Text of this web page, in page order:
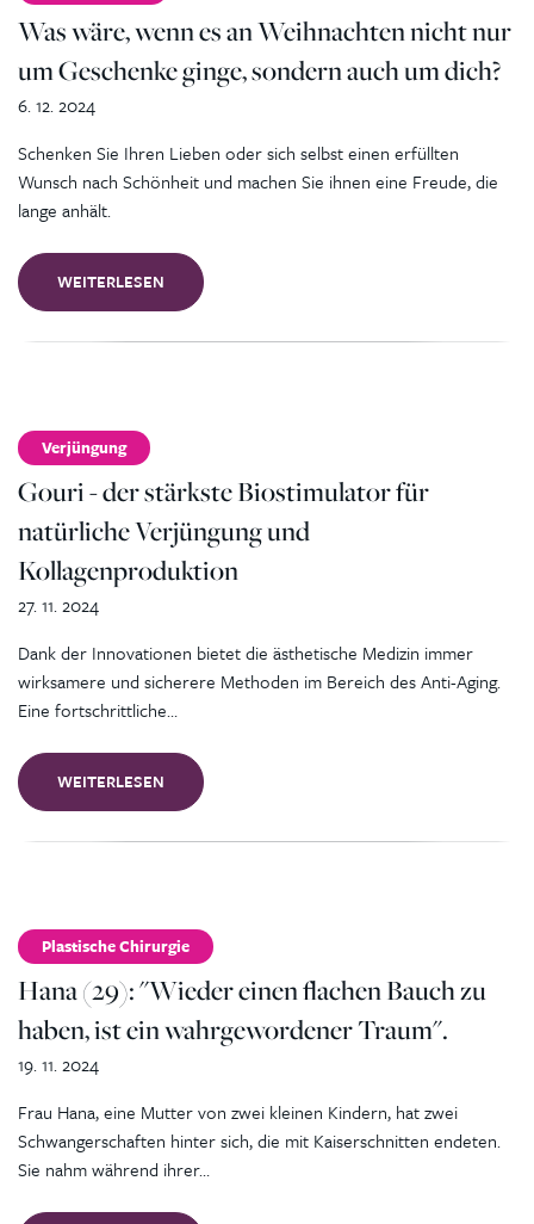
Was wäre, wenn es an Weihnachten nicht nur
um Geschenke ginge, sondern auch um dich?
Schenken Sie Ihren Lieben oder sich selbst einen erfüllten
Wunsch nach Schönheit und machen Sie ihnen eine Freude, die
lange anhält.
WEITERLESEN
6. 12. 2024
Gouri - der stärkste Biostimulator für
natürliche Verjüngung und
Kollagenproduktion
Verjüngung
Dank der Innovationen bietet die ästhetische Medizin immer
wirksamere und sicherere Methoden im Bereich des Anti-Aging.
Eine fortschrittliche…
WEITERLESEN
27. 11. 2024
Hana (29): "Wieder einen flachen Bauch zu
haben, ist ein wahrgewordener Traum".
Plastische Chirurgie
Frau Hana, eine Mutter von zwei kleinen Kindern, hat zwei
Schwangerschaften hinter sich, die mit Kaiserschnitten endeten.
Sie nahm während ihrer…
19. 11. 2024